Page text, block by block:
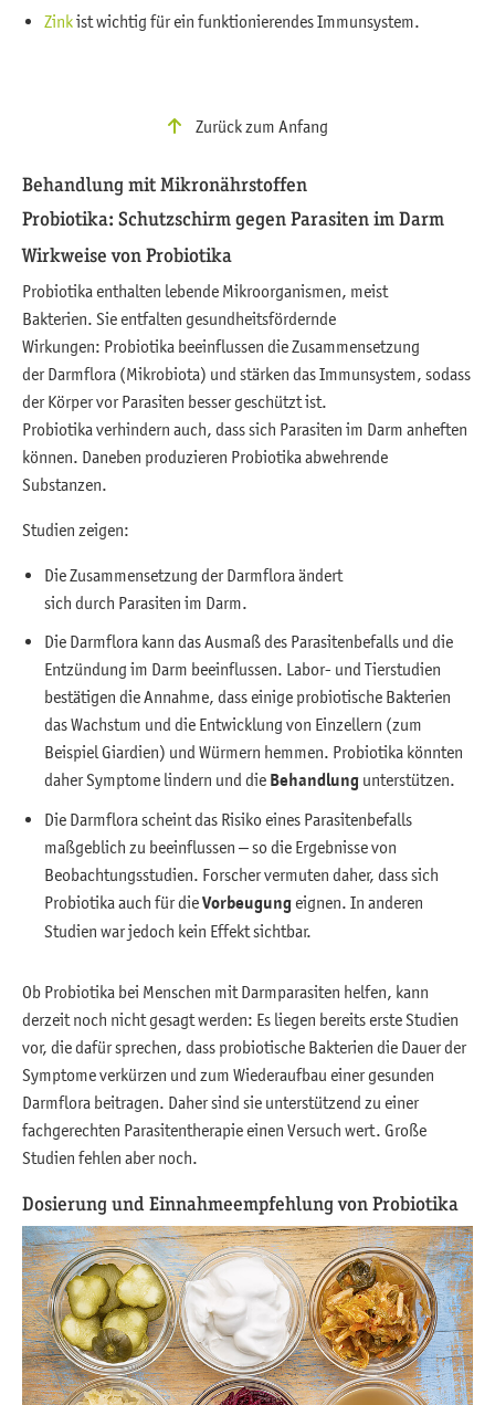
Zinkist wichtig für ein funktionierendes Immunsystem.
Zurück zum Anfang
Behandlung mit Mikronährstoffen
Probiotika: Schutzschirm gegen Parasiten im Darm
Wirkweise von Probiotika
Probiotika enthalten lebende Mikroorganismen, meist
Bakterien. Sie entfalten gesundheitsfördernde
Wirkungen: Probiotika beeinflussen die Zusammensetzung
der Darmflora (Mikrobiota) und stärken das Immunsystem, sodass
der Körper vor Parasiten besser geschützt ist.
Probiotika verhindern auch, dass sich Parasiten im Darm anheften
können. Daneben produzieren Probiotika abwehrende
Substanzen.
Studien zeigen:
Die Zusammensetzung der Darmflora ändert
sich durch Parasiten im Darm.
Die Darmflora kann das Ausmaß des Parasitenbefalls und die
Entzündung im Darm beeinflussen. Labor- und Tierstudien
bestätigen die Annahme, dass einige probiotische Bakterien
das Wachstum und die Entwicklung von Einzellern (zum
Beispiel Giardien) und Würmern hemmen. Probiotika könnten
daher Symptome lindern und die Behandlung unterstützen.
Die Darmflora scheint das Risiko eines Parasitenbefalls
maßgeblich zu beeinflussen – so die Ergebnisse von
Beobachtungsstudien. Forscher vermuten daher, dass sich
Probiotika auch für dieVorbeugungeignen. In anderen
Studien war jedoch kein Effekt sichtbar.
Ob Probiotika bei Menschen mit Darmparasiten helfen, kann
derzeit noch nicht gesagt werden: Es liegen bereits erste Studien
vor, die dafür sprechen, dass probiotische Bakterien die Dauer der
Symptome verkürzen und zum Wiederaufbau einer gesunden
Darmflora beitragen. Daher sind sie unterstützend zu einer
fachgerechten Parasitentherapie einen Versuch wert. Große
Studien fehlen aber noch.
Dosierung und Einnahmeempfehlung von Probiotika